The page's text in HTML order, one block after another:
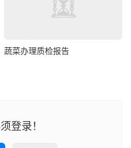
蔬菜办理质检报告
登录！